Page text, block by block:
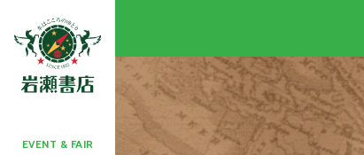
EVENT & FAIR